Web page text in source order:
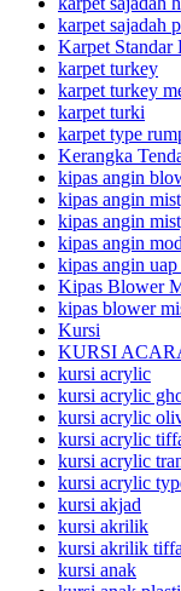
karpet sajadah
Karpet Standar
karpet turkey
karpet turkey
karpet turki
karpet type
Kerangka
kipas angin
kipas angin
kipas angin
kipas angin
kipas angin
Kipas Blower
kipas blower
Kursi
KURSI
kursi acrylic
kursi acrylic
kursi acrylic
kursi acrylic
kursi acrylic
kursi acrylic
kursi akjad
kursi akrilik
kursi akrilik
kursi anak